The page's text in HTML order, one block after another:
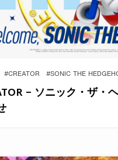
#CREATOR #SONIC THE
– ソニック・ザ・